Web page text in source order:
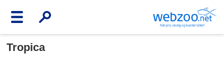
Tropica